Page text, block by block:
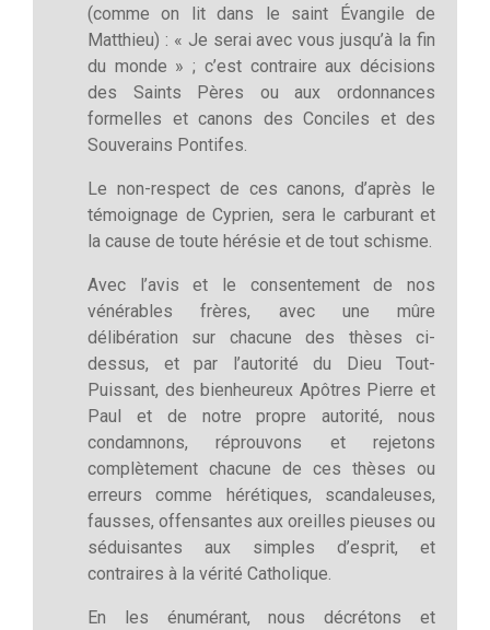
(comme on lit dans le saint Évangile de
Matthieu) : « Je serai avec vous jusqu’à la fin
du monde » ; c’est contraire aux décisions
des Saints Pères ou aux ordonnances
formelles et canons des Conciles et des
Souverains Pontifes.
Le non-respect de ces canons, d’après le
témoignage de Cyprien, sera le carburant et
la cause de toute hérésie et de tout schisme.
Avec l’avis et le consentement de nos
vénérables frères, avec une mûre
délibération sur chacune des thèses ci-
dessus, et par l’autorité du Dieu Tout-
Puissant, des bienheureux Apôtres Pierre et
Paul et de notre propre autorité, nous
condamnons, réprouvons et rejetons
complètement chacune de ces thèses ou
erreurs comme hérétiques, scandaleuses,
fausses, offensantes aux oreilles pieuses ou
séduisantes aux simples d’esprit, et
contraires à la vérité Catholique.
En les énumérant, nous décrétons et